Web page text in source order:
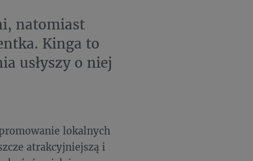
natomiast
Kinga to
usłyszy o niej
lokalnych
atrakcyjniejszą i